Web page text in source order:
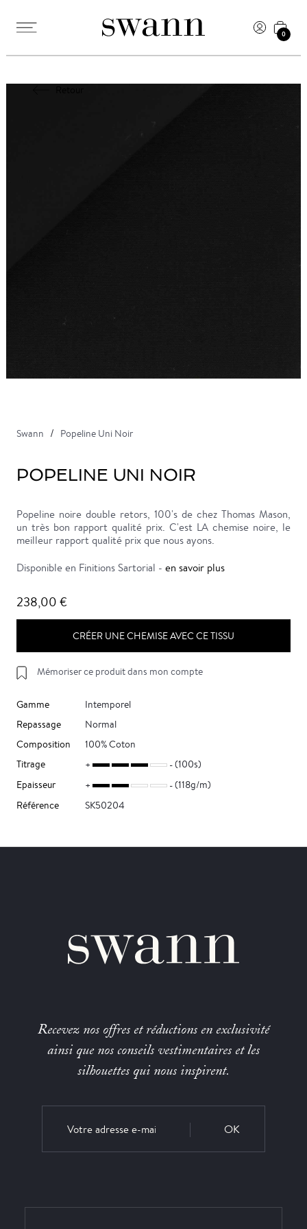
0
Swann Popeline Uni Noir
POPELINE UNI NOIR
Popeline noire double retors, 100's de chez Thomas Mason,
un très bon rapport qualité prix. C'est LA chemise noire, le
meilleur rapport qualité prix que nous ayons.
Disponible en Finitions Sartorial - en savoir plus
238,00 €
CRÉER UNE CHEMISE AVEC CE TISSU
Mémoriser ce produit dans mon compte
Gamme
Intemporel
Repassage
Normal
Composition
100% Coton
Titrage
(100s)
Epaisseur
(118g/m)
Référence
SK50204
Recevez nos offres et réductions en exclusivité
ainsi que nos conseils vestimentaires et les
silhouettes qui nous inspirent.
OK